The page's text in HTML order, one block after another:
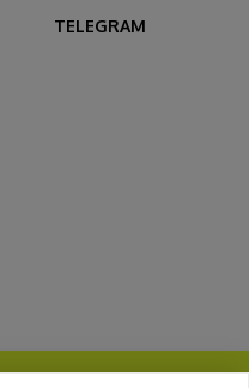
TELEGRAM